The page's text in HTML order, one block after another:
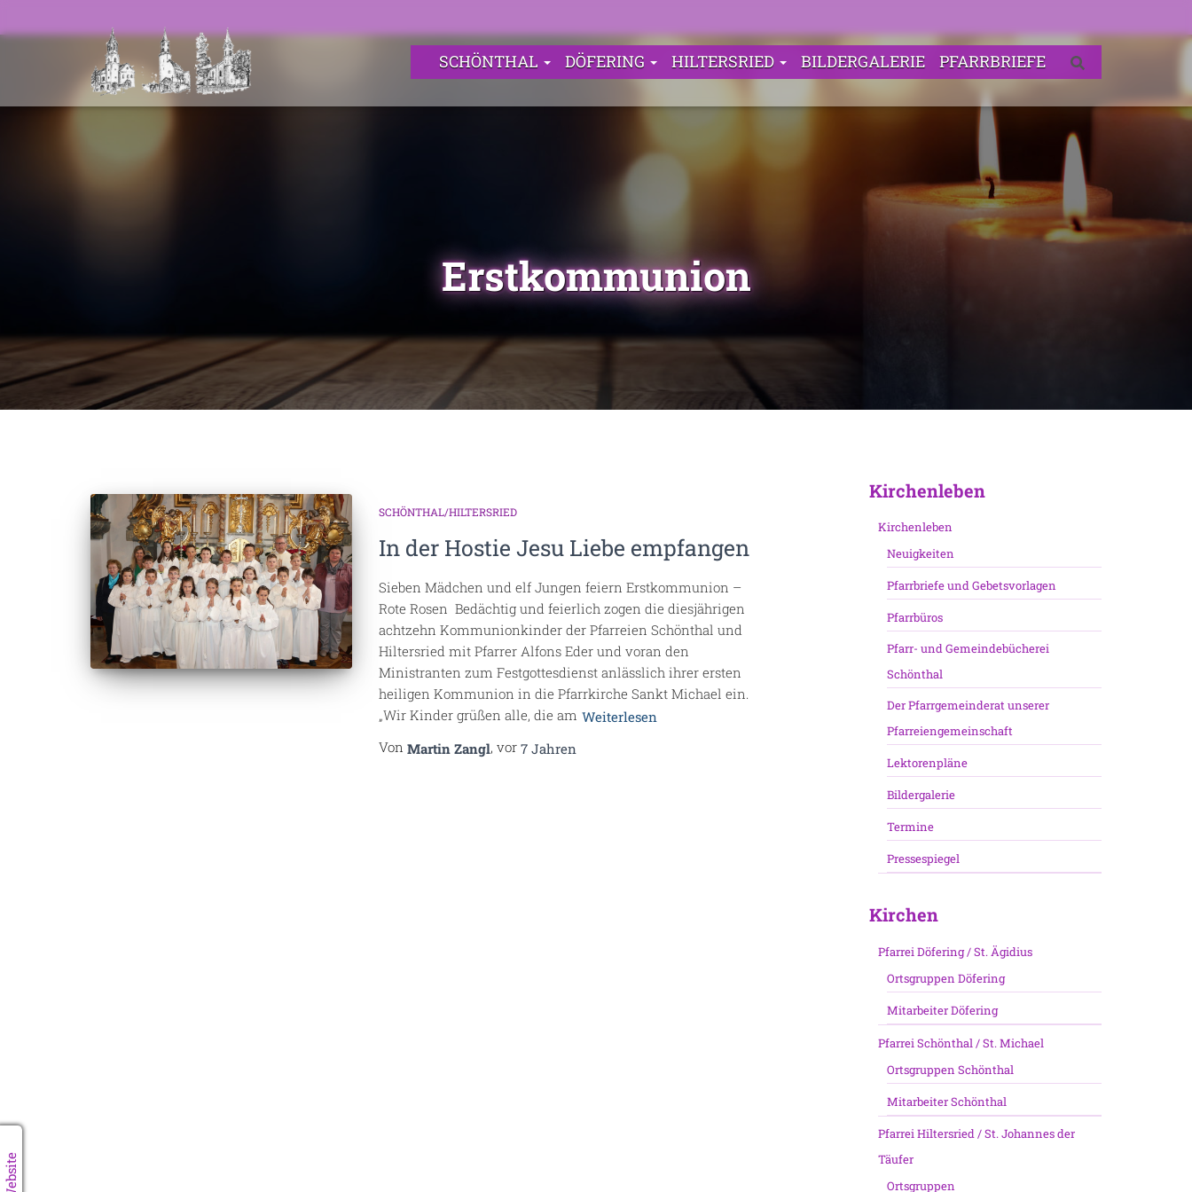
SCHÖNTHAL DÖFERING HILTERSRIED BILDERGALERIE PFARRBRIEFE
Erstkommunion
SCHÖNTHAL/HILTERSRIED
In der Hostie Jesu Liebe empfangen
Sieben Mädchen und elf Jungen feiern Erstkommunion –
Rote Rosen Bedächtig und feierlich zogen die diesjährigen
achtzehn Kommunionkinder der Pfarreien Schönthal und
Hiltersried mit Pfarrer Alfons Eder und voran den
Ministranten zum Festgottesdienst anlässlich ihrer ersten
heiligen Kommunion in die Pfarrkirche Sankt Michael ein.
„Wir Kinder grüßen alle, die am Weiterlesen
Von Martin Zangl, vor 7 Jahren
Kirchenleben
Kirchenleben
Neuigkeiten
Pfarrbriefe und Gebetsvorlagen
Pfarrbüros
Pfarr- und Gemeindebücherei
Schönthal
Der Pfarrgemeinderat unserer
Pfarreiengemeinschaft
Lektorenpläne
Bildergalerie
Termine
Pressespiegel
Kirchen
Pfarrei Döfering / St. Ägidius
Ortsgruppen Döfering
Mitarbeiter Döfering
Pfarrei Schönthal / St. Michael
Ortsgruppen Schönthal
Mitarbeiter Schönthal
Pfarrei Hiltersried / St. Johannes der
Täufer
Ortsgruppen